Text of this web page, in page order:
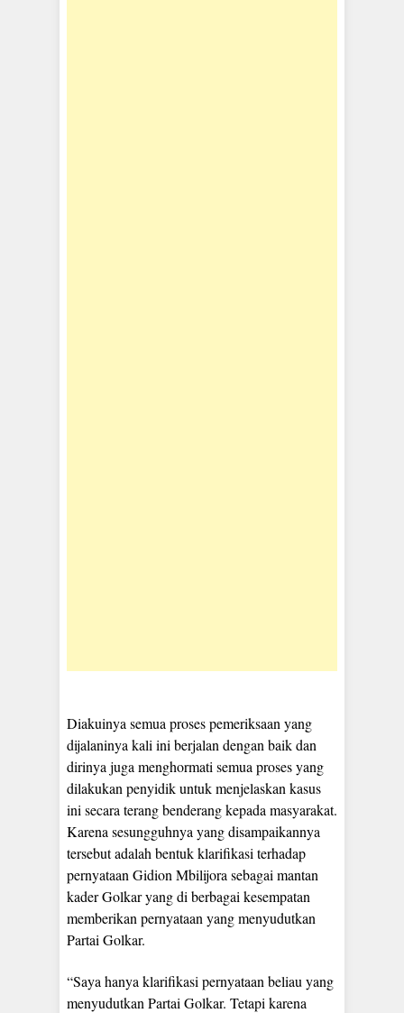
Diakuinya semua proses pemeriksaan yang
dijalaninya kali ini berjalan dengan baik dan
dirinya juga menghormati semua proses yang
dilakukan penyidik untuk menjelaskan kasus
ini secara terang benderang kepada masyarakat.
Karena sesungguhnya yang disampaikannya
tersebut adalah bentuk klarifikasi terhadap
pernyataan Gidion Mbilijora sebagai mantan
kader Golkar yang di berbagai kesempatan
memberikan pernyataan yang menyudutkan
Partai Golkar.
“Saya hanya klarifikasi pernyataan beliau yang
menyudutkan Partai Golkar. Tetapi karena